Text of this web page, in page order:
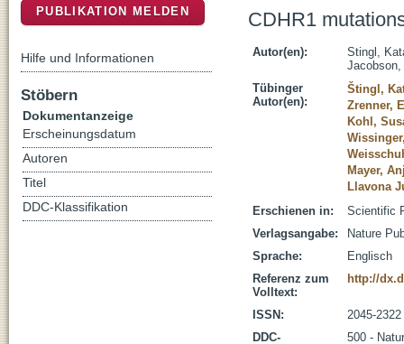
CDHR1
Autor(en):
Stingl,
Tübinger
Autor(en):
Štingl,
Zrenner,
Kohl,
Mayer,
Llavona
Erschienen in:
Scientific
Verlagsangabe:
Nature
Sprache:
Englisch
Referenz zum
Volltext:
http://
ISSN:
2045-2322
DDC-
500 -
PUBLIKATION MELDEN
Hilfe und Informationen
Stöbern
Dokumentanzeige
Erscheinungsdatum
Autoren
Titel
DDC-Klassifikation